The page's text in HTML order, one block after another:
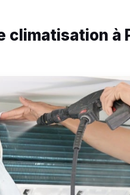
climatisation à